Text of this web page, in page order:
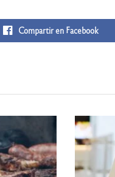
Compartir en Facebook